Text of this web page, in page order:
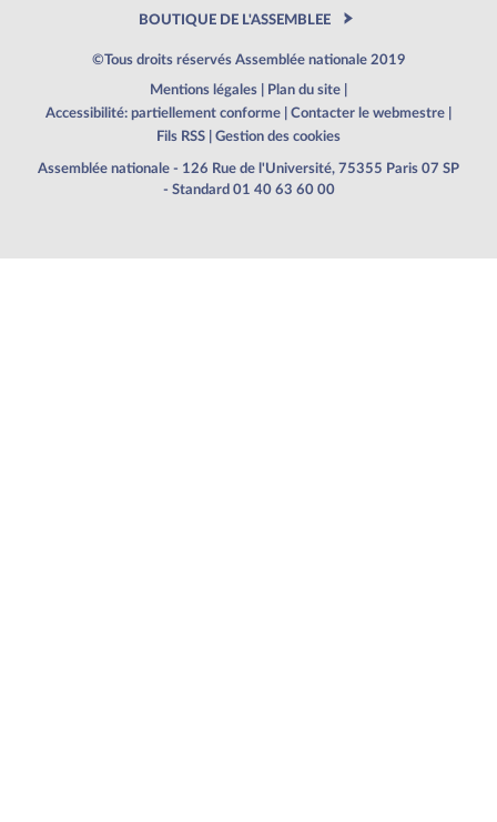
BOUTIQUE DE L'ASSEMBLEE
©Tous droits réservés Assemblée nationale 2019
Mentions légales Plan du site
Accessibilité: partiellement conforme
Contacter le webmestre
Fils RSS
Gestion des cookies
Assemblée nationale - 126 Rue de l'Université, 75355 Paris 07 SP
- Standard 01 40 63 60 00